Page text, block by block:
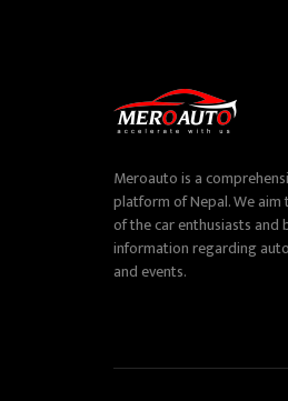
Meroauto is a
platform of Nepal. We
of the car enthusiasts and
information regarding
and events.